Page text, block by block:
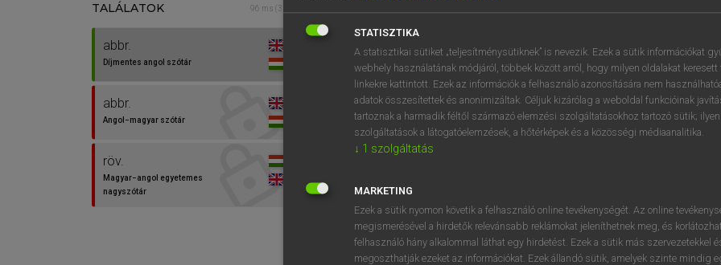
TALÁLATOK 96 ms (3 db)
abbr.
Díjmentes angol szótár
abbr.
Angol−magyar szótár
röv.
Magyar−angol egyetemes
nagyszótár
Díjmentes angol szótár
rövidítés
röv.
⚲ abbr.keresése szótárainkban
STATISZTIKA
A statisztikai sütiket „teljesítménysütiknek” is nevezik. Ezek a sütik információkat
webhely használatának módjáról, többek között arról, hogy milyen oldalakat keresett
linkekre kattintott. Ezek az információk a felhasználó azonosítására nem
adatok összesítettek és anonimizáltak. Céljuk kizárólag a weboldal funkcióinak
tartoznak a harmadik féltől származó elemzési szolgáltatásokhoz tartozó sütik;
szolgáltatások a látogatóelemzések, a hőtérképek és a közösségi médiaanalitika.
↓ 1 szolgáltatás
MARKETING
Ezek a sütik nyomon követik a felhasználó online tevékenységét. Az online
megismerésével a hirdetők relevánsabb reklámokat jeleníthetnek meg, és
felhasználó hány alkalommal láthat egy hirdetést. Ezek a sütik más szervezetekkel
megoszthatják ezeket az információkat. Ezek állandó sütik, amelyek szinte mindig
0 1 2 3 4 5 6 7 8 9
q w e r t z u i
a s d f g h j k l é
í y x c v b n m , .